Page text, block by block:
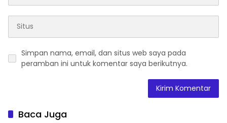
Simpan nama, email, dan situs web saya pada
peramban ini untuk komentar saya berikutnya.
Baca Juga